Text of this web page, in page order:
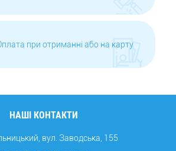
при отриманні або на карту
НАШІ КОНТАКТИ
вул. Заводська, 155